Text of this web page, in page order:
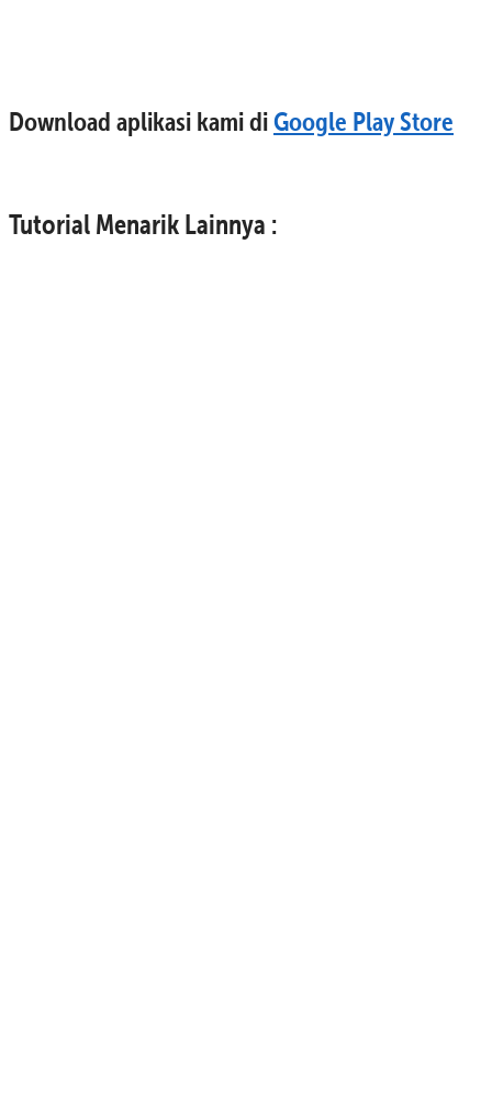
Download aplikasi kami diGoogle Play Store
Tutorial Menarik Lainnya :